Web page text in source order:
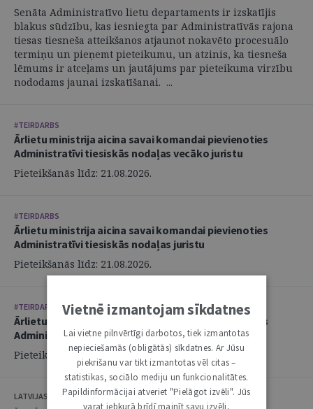
Senāta Administratīvo lietu departaments ir izskatījis
blakus sūdzību, kas iesniegta par Administratīvās rajona
tiesas tiesneša atteikšanos atjaunot nokavēto procesuālo
termiņu un pieņemt pieteikumu, un atzinis, ka tiesneša
lēmums ir atceļams un jautājums par pieteikuma virzību
nododams jaunai izskatīšanai. ...
#TEIRDARBS
Ārlietu ministrija aicina savai komandai pievienoties
Administratīvi tiesiskās nodaļas vecāko juristu
Pieteikšanās līdz: 21.08.2026.
#TEIRDARBS
Ārlietu ministrija aicina savai komandai pievienoties
Administratīvi tiesiskās nodaļas juristu
Pieteikšanās līdz: 21.08.2026.
#TEIRDARBS
Ārlietu ministrija aicina savai komandai pievienoties
Administratīvi tiesiskās nodaļas juristu
Pieteikšanās līdz: 21.08.2026.
LATVIJAS ZVĒRINĀTU ADVOKĀTU PADOME
Vietnē izmantojam sīkdatnes
Lai vietne pilnvērtīgi darbotos, tiek izmantotas
nepieciešamās (obligātās) sīkdatnes. Ar Jūsu
piekrišanu var tikt izmantotas vēl citas –
statistikas, sociālo mediju un funkcionalitātes.
Papildinformācijai atveriet "Pielāgot izvēli". Jūs
varat jebkurā brīdī mainīt savu izvēli,